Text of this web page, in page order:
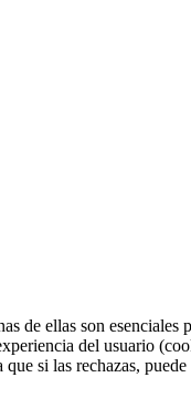
de ellas son
del usuario
si las rechazas,